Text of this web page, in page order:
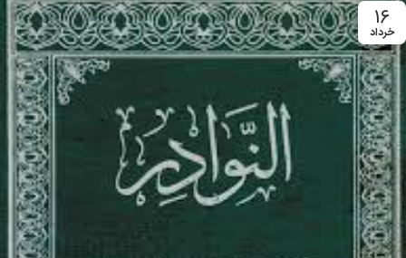
۱۶
خرداد